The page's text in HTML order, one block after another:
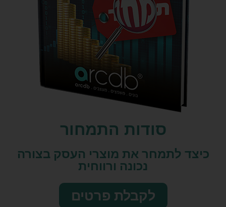
סודות התמחור
כיצד לתמחר את מוצרי העסק בצורה
נכונה ורווחית
לקבלת פרטים